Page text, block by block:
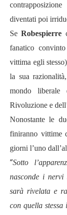
diventati poi
SeRobespierre
fanatico
vittima egli
la sua
mondo liberale
Rivoluzione e
Nonostante le
finiranno vittime
giorni l’uno
“Sotto
nasconde i nervi
sarà rivelata e
con quella stessa